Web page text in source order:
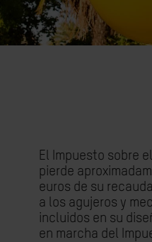
El Impuesto sobre
pierde
euros de su
a los agujeros y
incluidos en su
en marcha del